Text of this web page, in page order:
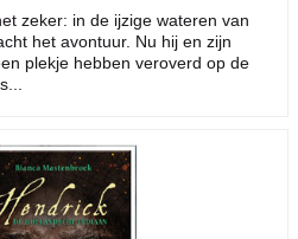
zeker: in de ijzige wateren van
het avontuur. Nu hij en zijn
plekje hebben veroverd op de